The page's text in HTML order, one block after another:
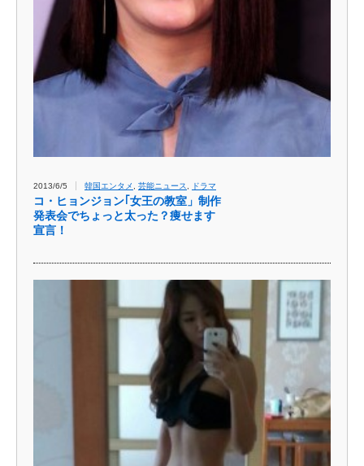
2013/6/5 韓国エンタメ , 芸能ニュース, ドラマ
コ・ヒョンジョン｢女王の教室」制作
発表会でちょっと太った？痩せます
宣言！